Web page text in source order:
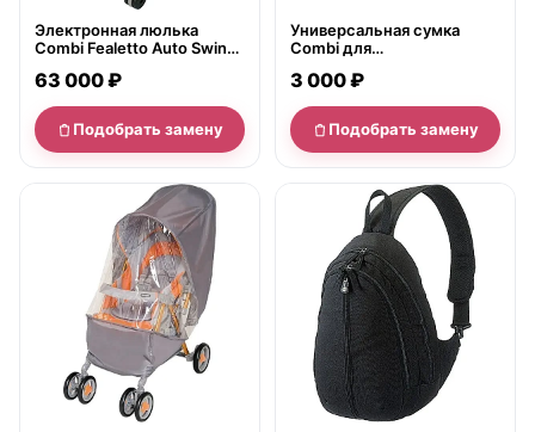
Электронная люлька
Combi Fealetto Auto Swing
63 000 ₽
Подобрать замену
Универсальная сумка
Combi для
хранения детской коляски
3 000 ₽
Подобрать замену